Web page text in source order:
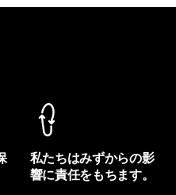
私たちはみずからの影
響に責任をもちます。